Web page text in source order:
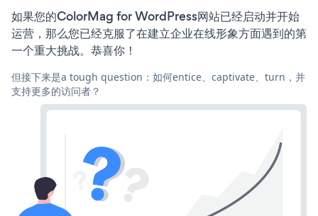
如果您的ColorMag for WordPress网站已经启动并开始
运营，那么您已经克服了在建立企业在线形象方面遇到的第
一个重大挑战。恭喜你！
但接下来是a tough question：如何entice、captivate、turn，并
支持更多的访问者？